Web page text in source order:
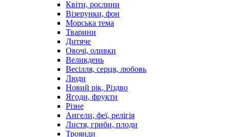
Квіти, рослини
Візерунки, фон
Морська тема
Тварини
Дитяче
Овочі, оливки
Великдень
Весілля, серця, любовь
Люди
Новий рік, Різдво
Ягоди, фрукти
Різне
Ангели, феї, релігія
Листя, гриби, плоди
Троянди